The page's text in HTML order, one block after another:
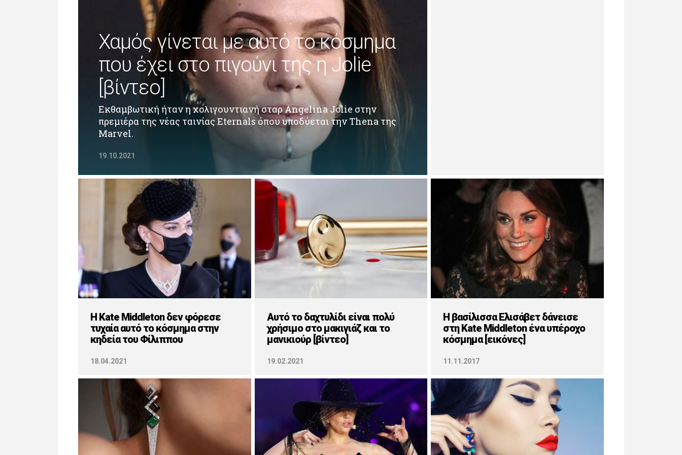
Χαμός γίνεται με αυτό το κόσμημα
που έχει στο πιγούνι της η Jolie
[βίντεο]
Εκθαμβωτική ήταν η χολιγουντιανή σταρ Angelina Jolie στην
πρεμιέρα της νέας ταινίας Eternals όπου υποδύεται την Thena της
Marvel.
19.10.2021
H Kate Middleton δεν φόρεσε
τυχαία αυτό το κόσμημα στην
κηδεία του Φίλιππου
18.04.2021
Αυτό το δαχτυλίδι είναι πολύ
χρήσιμο στο μακιγιάζ και το
μανικιούρ [βίντεο]
19.02.2021
Η βασίλισσα Ελισάβετ δάνεισε
στη Kate Middleton ένα υπέροχο
κόσμημα [εικόνες]
11.11.2017